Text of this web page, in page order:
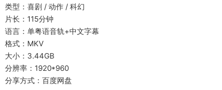
类型：喜剧 / 动作 / 科幻
片长：115分钟
语言：单粤语音轨+中文字幕
格式：MKV
大小：3.44GB
分辨率：1920*960
分享方式：百度网盘